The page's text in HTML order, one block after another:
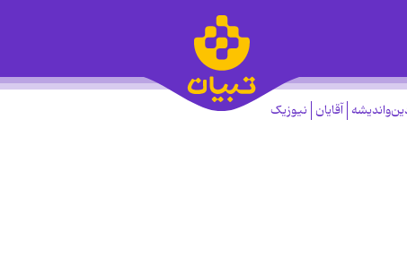
آقایان نیوزیک